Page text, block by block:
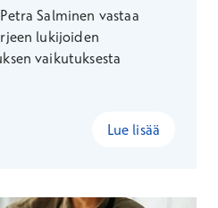
Salminen vastaa
lukijoiden
vaikutuksesta
Lue lisää